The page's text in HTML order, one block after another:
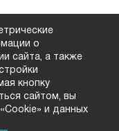
о
сайта, а также
кнопку
сайтом, вы
и данных